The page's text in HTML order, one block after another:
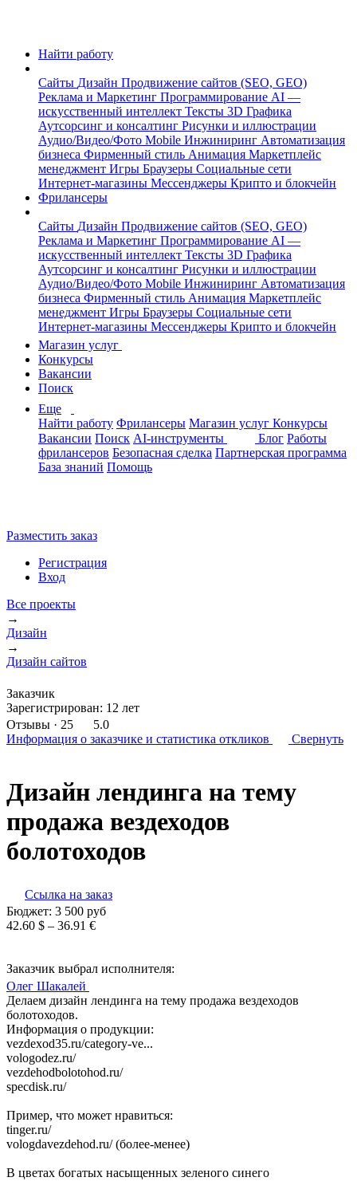
Найти работу
Сайты Дизайн Продвижение сайтов (SEO, GEO)
Реклама и Маркетинг Программирование AI —
искусственный интеллект Тексты 3D Графика
Аутсорсинг и консалтинг Рисунки и иллюстрации
Аудио/Видео/Фото Mobile Инжиниринг Автоматизация
бизнеса Фирменный стиль Анимация Маркетплейс
менеджмент Игры Браузеры Социальные сети
Интернет-магазины Мессенджеры Крипто и блокчейн
Фрилансеры
Сайты Дизайн Продвижение сайтов (SEO, GEO)
Реклама и Маркетинг Программирование AI —
искусственный интеллект Тексты 3D Графика
Аутсорсинг и консалтинг Рисунки и иллюстрации
Аудио/Видео/Фото Mobile Инжиниринг Автоматизация
бизнеса Фирменный стиль Анимация Маркетплейс
менеджмент Игры Браузеры Социальные сети
Интернет-магазины Мессенджеры Крипто и блокчейн
Магазин услуг
Конкурсы
Вакансии
Поиск
Еще
Найти работу Фрилансеры Магазин услуг Конкурсы
Вакансии Поиск AI-инструменты Блог Работы
фрилансеров Безопасная сделка Партнерская программа
База знаний Помощь
Разместить заказ
Регистрация
Вход
Все проекты
→
Дизайн
→
Дизайн сайтов
Заказчик
Зарегистрирован: 12 лет
Отзывы · 25
5.0
Информация о заказчике и статистика откликов Свернуть
Дизайн лендинга на тему
продажа вездеходов
болотоходов
Ссылка на заказ
Бюджет: 3 500 руб
42.60 $ – 36.91 €
Заказчик выбрал исполнителя:
Олег Шакалей
Делаем дизайн лендинга на тему продажа вездеходов
болотоходов.
Информация о продукции:
vezdexod35.ru/category-ve...
vologodez.ru/
vezdehodbolotohod.ru/
specdisk.ru/
Пример, что может нравиться:
tinger.ru/
vologdavezdehod.ru/ (более-менее)
В цветах богатых насыщенных зеленого синего